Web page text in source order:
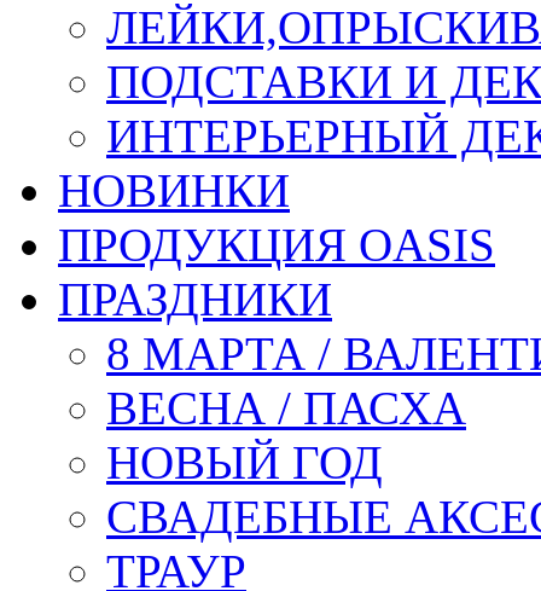
ПОДСТАВКИ И
ИНТЕРЬЕРНЫЙ
НОВИНКИ
ПРОДУКЦИЯ OASIS
ПРАЗДНИКИ
8 МАРТА /
ВЕСНА / ПАСХА
НОВЫЙ ГОД
СВАДЕБНЫЕ
ТРАУР